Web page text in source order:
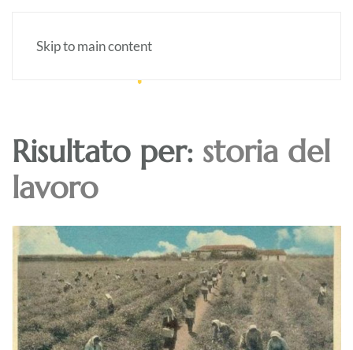
Skip to main content
Risultato per: storia del
lavoro